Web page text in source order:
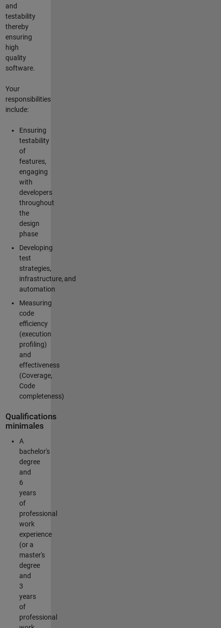
and
testability
thereby
ensuring
high
quality
software.
Your
responsibilities
include:
Ensuring
testability
of
features,
engaging
with
developers
throughout
the
design
phase
Developing
test
strategies,
infrastructure, and
automation
Measuring
code
efficiency
(execution
profiling)
and
effectiveness
(Coverage,
Code
completeness)
Qualifications
minimales
A
bachelor's
degree
and
6
years
of
professional
work
experience
(or a
master's
degree
and
3
years
of
professional